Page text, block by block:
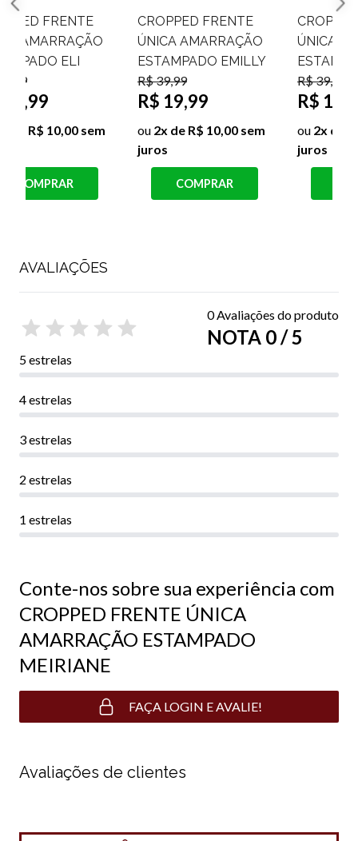
CROPPED FRENTE
ÚNICA AMARRAÇÃO
ESTAMPADO EMILLY
R$ 19,99
ou2x de R$ 10,00 sem
COMPRAR
CROPPED FRENTE
ÚNICA AMARRAÇÃO
ESTAMPADO HEIDE
R$ 19,99
ou2x de R$ 10,00 sem
COMPRAR
AVALIAÇÕES
0 Avaliações do produto
NOTA 0 / 5
5 estrelas
4 estrelas
3 estrelas
2 estrelas
1 estrelas
Conte-nos sobre sua experiência com
CROPPED FRENTE ÚNICA
AMARRAÇÃO ESTAMPADO
MEIRIANE
FAÇA LOGIN E AVALIE!
Avaliações de clientes